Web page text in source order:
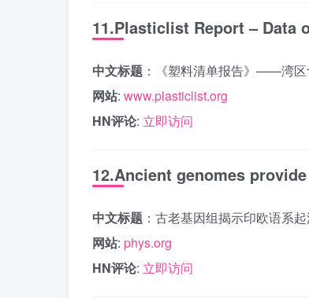
11.Plasticlist Report – Data
中文标题 ：《塑料清单报告》——湾
网站: www.plasticlist.org
HN评论: 立即访问
12.Ancient genomes
中文标题 ：古老基因组揭示印欧语系
网站: phys.org
HN评论: 立即访问